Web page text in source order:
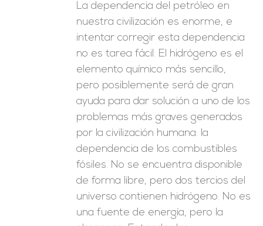
La dependencia del petróleo en
nuestra civilización es enorme, e
intentar corregir esta dependencia
no es tarea fácil. El hidrógeno es el
elemento químico más sencillo,
pero posiblemente será de gran
ayuda para dar solución a uno de los
problemas más graves generados
por la civilización humana: la
dependencia de los combustibles
fósiles. No se encuentra disponible
de forma libre, pero dos tercios del
universo contienen hidrógeno. No es
una fuente de energía, pero la